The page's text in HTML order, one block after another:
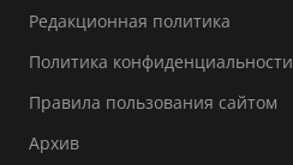
Редакционная политика
Политика конфиденциальности
Правила пользования сайтом
Архив